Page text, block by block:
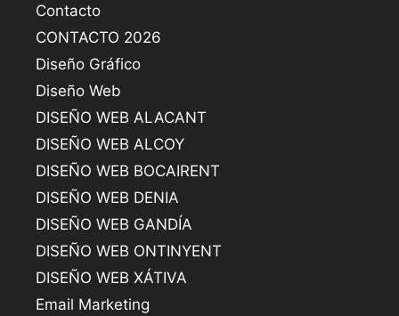
Contacto
CONTACTO 2026
Diseño Gráfico
Diseño Web
DISEÑO WEB ALACANT
DISEÑO WEB ALCOY
DISEÑO WEB BOCAIRENT
DISEÑO WEB DENIA
DISEÑO WEB GANDÍA
DISEÑO WEB ONTINYENT
DISEÑO WEB XÁTIVA
Email Marketing